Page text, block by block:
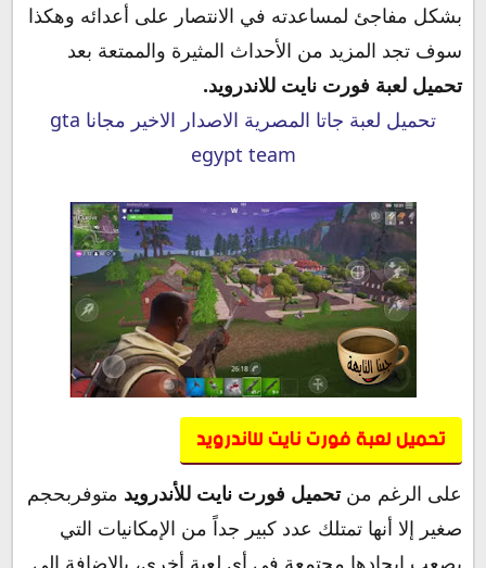
بشكل مفاجئ لمساعدته في الانتصار على أعدائه وهكذا
سوف تجد المزيد من الأحداث المثيرة والممتعة بعد
تحميل لعبة فورت نايت للاندرويد.
تحميل لعبة جاتا المصرية الاصدار الاخير مجانا gta
egypt team
تحميل لعبة فورت نايت للاندرويد
على الرغم منتحميل فورت نايت للأندرويد متوفربحجم
صغير إلا أنها تمتلك عدد كبير جداً من الإمكانيات التي
يصعب إيجادها مجتمعة في أي لعبة أخرى، بالإضافة إلى